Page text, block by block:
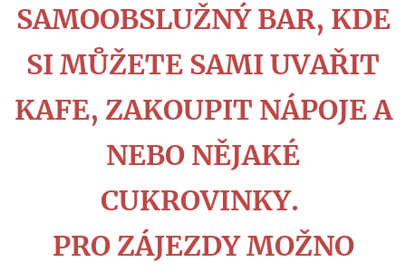
SAMOOBSLUŽNÝ BAR, KDE
SI MŮŽETE SAMI UVAŘIT
KAFE, ZAKOUPIT NÁPOJE A
NEBO NĚJAKÉ
CUKROVINKY.
PRO ZÁJEZDY MOŽNO